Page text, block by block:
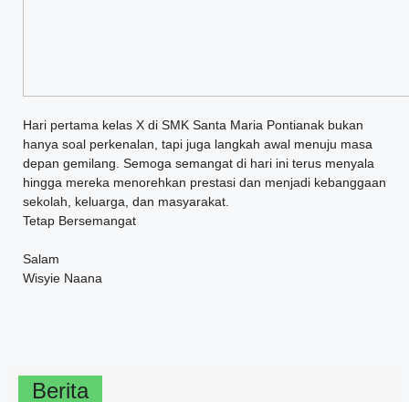
Hari pertama kelas X di SMK Santa Maria Pontianak bukan
hanya soal perkenalan, tapi juga langkah awal menuju masa
depan gemilang. Semoga semangat di hari ini terus menyala
hingga mereka menorehkan prestasi dan menjadi kebanggaan
sekolah, keluarga, dan masyarakat.
Tetap Bersemangat
Salam
Wisyie Naana
Berita